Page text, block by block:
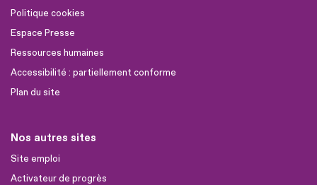
Politique cookies
Espace Presse
Ressources humaines
Accessibilité : partiellement conforme
Plan du site
Nos autres sites
Site emploi
Activateur de progrès